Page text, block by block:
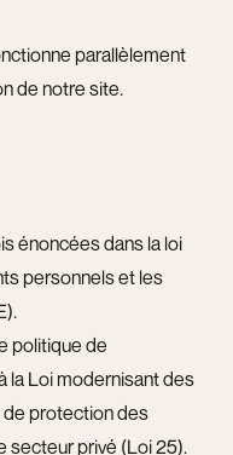
parallèlement
de notre site.
énoncées dans la loi
personnels et les
politique de
la Loi modernisant des
protection des
secteur privé (Loi 25).